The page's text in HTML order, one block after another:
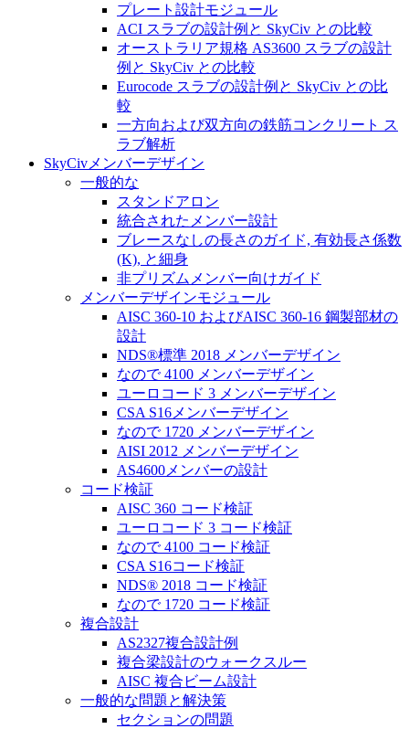
プレート設計モジュール
ACI スラブの設計例と SkyCiv との比較
オーストラリア規格 AS3600 スラブの設計
例と SkyCiv との比較
Eurocode スラブの設計例と SkyCiv との比
較
一方向および双方向の鉄筋コンクリート ス
ラブ解析
SkyCivメンバーデザイン
一般的な
スタンドアロン
統合されたメンバー設計
ブレースなしの長さのガイド, 有効長さ係数
(K), と細身
非プリズムメンバー向けガイド
メンバーデザインモジュール
AISC 360-10 およびAISC 360-16 鋼製部材の
設計
NDS®標準 2018 メンバーデザイン
なので 4100 メンバーデザイン
ユーロコード 3 メンバーデザイン
CSA S16メンバーデザイン
なので 1720 メンバーデザイン
AISI 2012 メンバーデザイン
AS4600メンバーの設計
コード検証
AISC 360 コード検証
ユーロコード 3 コード検証
なので 4100 コード検証
CSA S16コード検証
NDS® 2018 コード検証
なので 1720 コード検証
複合設計
AS2327複合設計例
複合梁設計のウォークスルー
AISC 複合ビーム設計
一般的な問題と解決策
セクションの問題